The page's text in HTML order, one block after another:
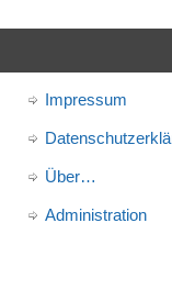
Impressum
Über…
Administration